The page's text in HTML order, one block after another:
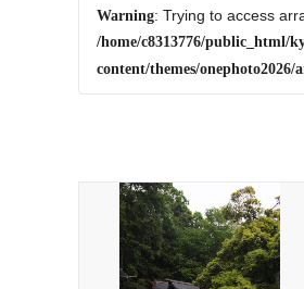
Warning: Trying to access
/home/c8313776/public_html/
content/themes/